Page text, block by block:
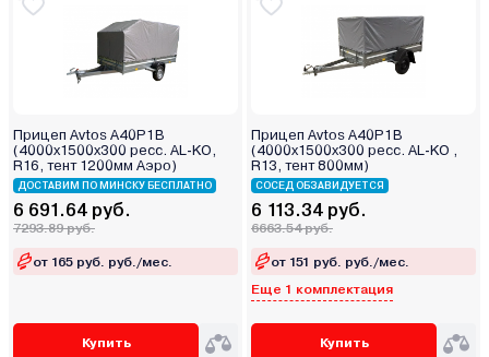
Прицеп Avtos A40P1B
(4000х1500х300 ресс. AL-KO,
R16, тент 1200мм Аэро)
ДОСТАВИМ ПО МИНСКУ БЕСПЛАТНО
6 691.64 руб.
7293.89 руб.
от 165 руб. руб./мес.
Купить
Прицеп Avtos A40P1B
(4000х1500х300 ресс. AL-KO ,
R13, тент 800мм)
СОСЕД ОБЗАВИДУЕТСЯ
6 113.34 руб.
6663.54 руб.
от 151 руб. руб./мес.
Еще 1 комплектация
Купить